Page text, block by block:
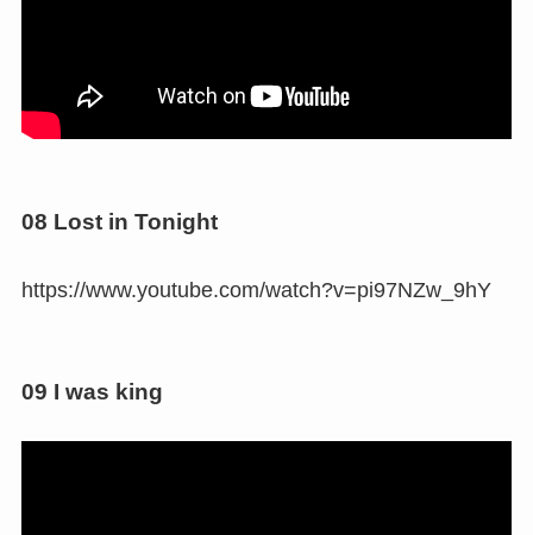
08 Lost in Tonight
https://www.youtube.com/watch?v=pi97NZw_9hY
09 I was king